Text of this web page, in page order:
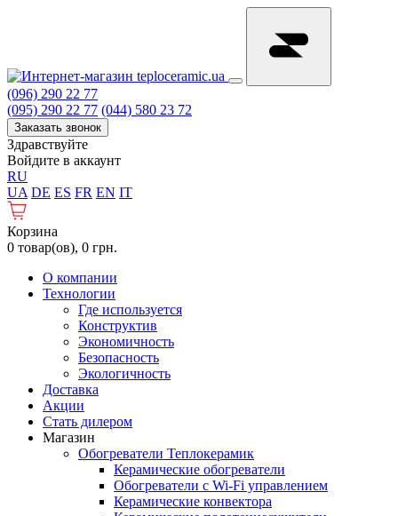
(096) 290 22 77
(095) 290 22 77 (044) 580 23 72
Заказать звонок
Здравствуйте
Войдите в аккаунт
RU
UA DE ES FR EN IT
Корзина
0 товар(ов), 0 грн.
О компании
Технологии
Где используется
Конструктив
Экономичность
Безопасность
Экологичность
Доставка
Акции
Стать дилером
Магазин
Обогреватели Теплокерамик
Керамические обогреватели
Обогреватели с Wi-Fi управлением
Керамические конвектора